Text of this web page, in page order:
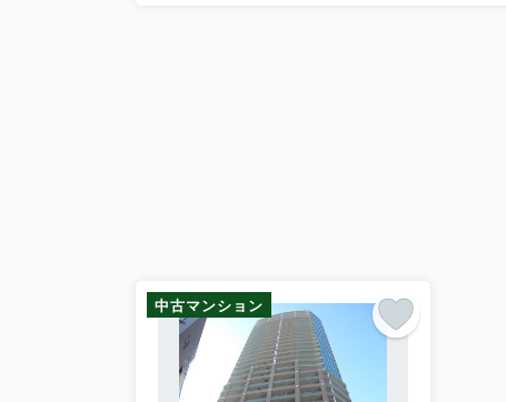
中古マンション